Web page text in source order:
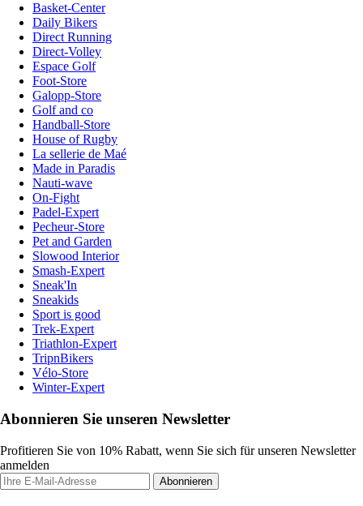
Basket-Center
Daily Bikers
Direct Running
Direct-Volley
Espace Golf
Foot-Store
Galopp-Store
Golf and co
Handball-Store
House of Rugby
La sellerie de Maé
Made in Paradis
Nauti-wave
On-Fight
Padel-Expert
Pecheur-Store
Pet and Garden
Slowood Interior
Smash-Expert
Sneak'In
Sneakids
Sport is good
Trek-Expert
Triathlon-Expert
TripnBikers
Vélo-Store
Winter-Expert
Abonnieren Sie unseren Newsletter
Profitieren Sie von 10% Rabatt, wenn Sie sich für unseren Newsletter
anmelden
Abonnieren